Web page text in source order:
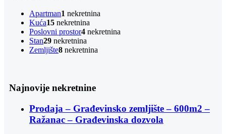
Apartman1 nekretnina
Kuća15 nekretnina
Poslovni prostor4 nekretnina
Stan29 nekretnina
Zemljište8 nekretnina
Najnovije nekretnine
Prodaja – Građevinsko zemljište – 600m2 –
Ražanac – Građevinska dozvola